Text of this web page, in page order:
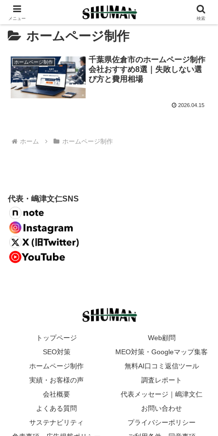
ホームページ制作
ホームページ制作
千葉県佐倉市のホームページ制作
会社おすすめ8選｜失敗しない選
び方と費用相場
2026.04.15
ホーム ホームページ制作
代表・嶋津文仁SNS
トップページ
Web顧問
SEO対策
MEO対策・Googleマップ集客
ホームページ制作
無料AI口コミ返信ツール
実績・お客様の声
調査レポート
会社概要
代表メッセージ｜嶋津文仁
よくある質問
お問い合わせ
サステナビリティ
プライバシーポリシー
メニュー 検索